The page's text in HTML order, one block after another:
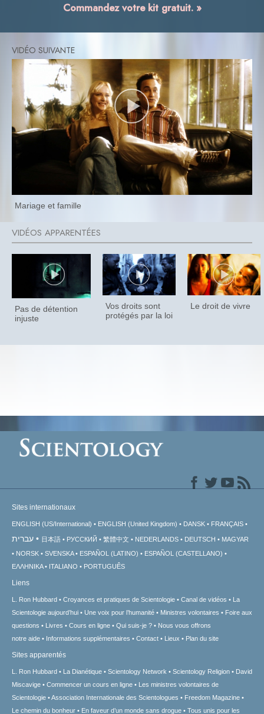
Commandez votre kit gratuit. »
Mariage et famille
Pas de détention
injuste
Vos droits sont
protégés par la loi
Le droit de vivre
Sites internationaux
ENGLISH (US/International) ENGLISH (United Kingdom) DANSK FRANÇAIS
עברית 日本語 РУССКИЙ 繁體中文 NEDERLANDS DEUTSCH
MAGYAR
NORSK
SVENSKA ESPAÑOL (LATINO)
ESPAÑOL (CASTELLANO)
ΕΛΛΗΝΙΚA
ITALIANO PORTUGUÊS
Liens
L. Ron Hubbard Croyances et pratiques de Scientologie Canal de vidéos
La
Scientologie aujourd’hui
Une voix pour l’humanité Ministres volontaires
Foire aux
questions
Livres Cours en ligne Qui suis-je ?
Nous vous offrons
notre aide
Informations supplémentaires Contact Lieux Plan du site
Sites apparentés
L. Ron Hubbard La Dianétique Scientology Network Scientology Religion
David
Miscavige
Commencer un cours en ligne
Les ministres volontaires de
Scientologie
Association Internationale des Scientologues
Freedom Magazine
Le chemin du bonheur
En faveur d’un monde sans drogue Tous unis pour les